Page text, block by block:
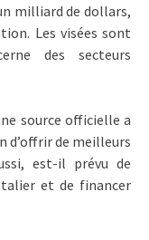
milliard de dollars,
Les visées sont
des secteurs
source officielle a
d’offrir de meilleurs
est-il prévu de
et de financer